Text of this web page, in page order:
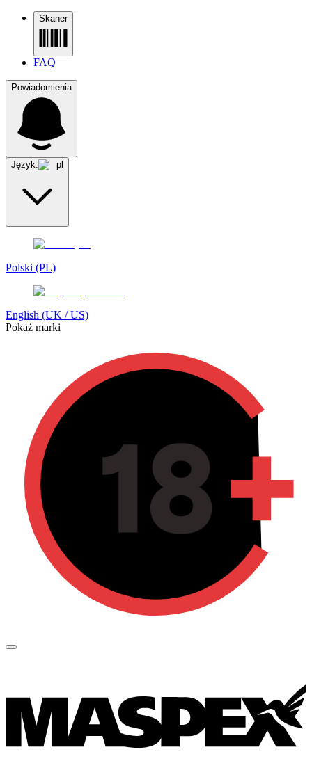
Skaner
FAQ
Powiadomienia
Język: pl
Polski (PL)
English (UK / US)
Pokaż marki